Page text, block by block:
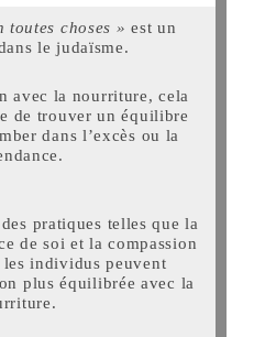
toutes choses » est un
le judaïsme.
avec la nourriture, cela
de trouver un équilibre
dans l’excès ou la
pratiques telles que la
de soi et la compassion
les individus peuvent
plus équilibrée avec la